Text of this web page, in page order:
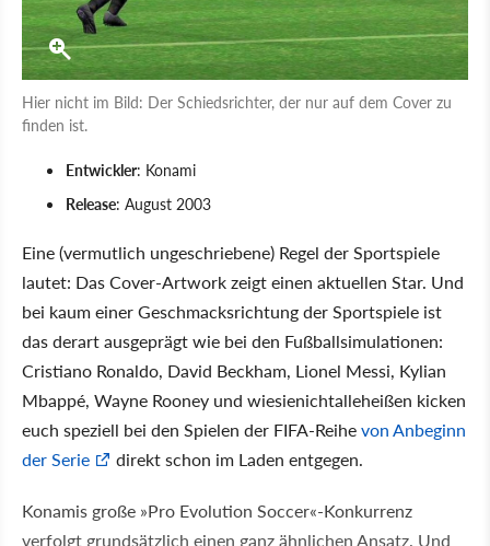
Hier nicht im Bild: Der Schiedsrichter, der nur auf dem Cover zu
finden ist.
Entwickler: Konami
Release: August 2003
Eine (vermutlich ungeschriebene) Regel der Sportspiele
lautet: Das Cover-Artwork zeigt einen aktuellen Star. Und
bei kaum einer Geschmacksrichtung der Sportspiele ist
das derart ausgeprägt wie bei den Fußballsimulationen:
Cristiano Ronaldo, David Beckham, Lionel Messi, Kylian
Mbappé, Wayne Rooney und wiesienichtalleheißen kicken
euch speziell bei den Spielen der FIFA-Reihevon Anbeginn
der Serie
direkt schon im Laden entgegen.
Konamis große »Pro Evolution Soccer«-Konkurrenz
verfolgt grundsätzlich einen ganz ähnlichen Ansatz. Und